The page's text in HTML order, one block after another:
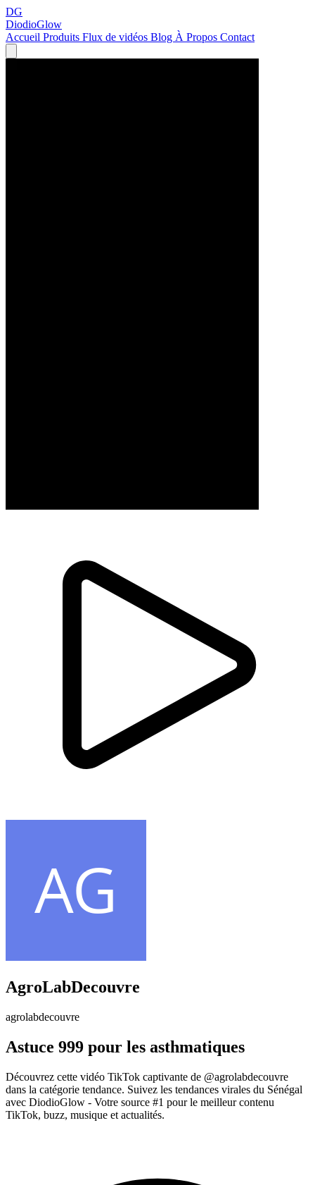
DG
DiodioGlow
Accueil Produits Flux de vidéos Blog À Propos Contact
AgroLabDecouvre
agrolabdecouvre
Astuce 999 pour les asthmatiques
Découvrez cette vidéo TikTok captivante de @agrolabdecouvre
dans la catégorie tendance. Suivez les tendances virales du Sénégal
avec DiodioGlow - Votre source #1 pour le meilleur contenu
TikTok, buzz, musique et actualités.